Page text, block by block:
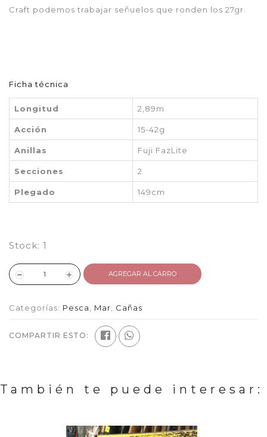
Craft podemos trabajar señuelos que ronden los 27gr.
Ficha técnica
Longitud 2,89m
Acción 15-42g
Anillas Fuji FazLite
Secciones 2
Plegado 149cm
Stock: 1
AGREGAR AL CARRO
Categorías: Pesca Mar Cañas
COMPARTIR ESTO:
También te puede interesar: